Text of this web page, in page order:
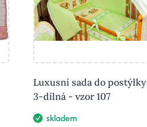
Luxusní sada do postýlky
3-dílná - vzor 107
skladem